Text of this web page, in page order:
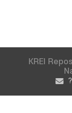
KREI